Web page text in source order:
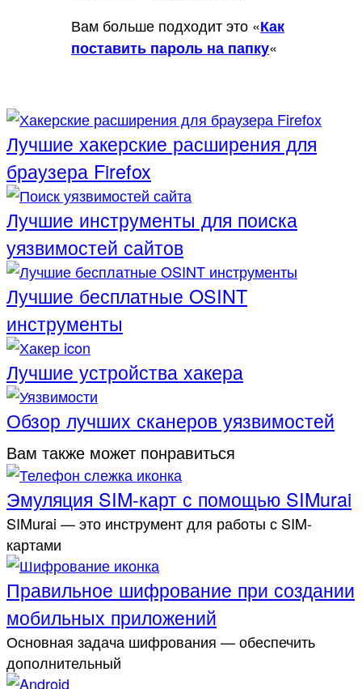
Вам больше подходит это «Как
поставить пароль на папку«
Лучшие хакерские расширения для
браузера Firefox
Лучшие инструменты для поиска
уязвимостей сайтов
Лучшие бесплатные OSINT
инструменты
Лучшие устройства хакера
Обзор лучших сканеров уязвимостей
Вам также может понравиться
Эмуляция SIM-карт с помощью SIMurai
SIMurai — это инструмент для работы с SIM-
картами
Правильное шифрование при создании
мобильных приложений
Основная задача шифрования — обеспечить
дополнительный